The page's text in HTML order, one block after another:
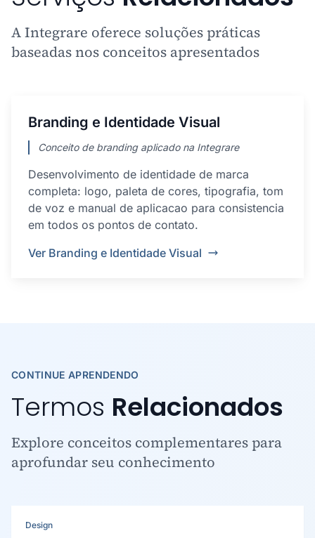
A Integrare oferece soluções práticas
baseadas nos conceitos apresentados
Branding e Identidade Visual
Conceito de branding aplicado na Integrare
Desenvolvimento de identidade de marca
completa: logo, paleta de cores, tipografia, tom
de voz e manual de aplicacao para consistencia
em todos os pontos de contato.
Ver Branding e Identidade Visual
CONTINUE APRENDENDO
Termos Relacionados
Explore conceitos complementares para
aprofundar seu conhecimento
Design